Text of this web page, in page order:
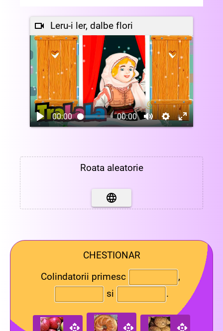
Leru-i ler, dalbe flori
00:00 00:00
Roata aleatorie
CHESTIONAR
Colindatorii primesc
,
si
.